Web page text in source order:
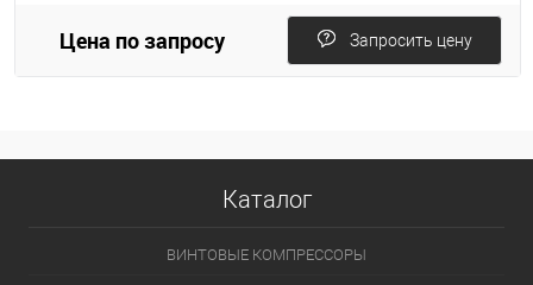
Цена по запросу Запросить цену
Каталог
ВИНТОВЫЕ КОМПРЕССОРЫ